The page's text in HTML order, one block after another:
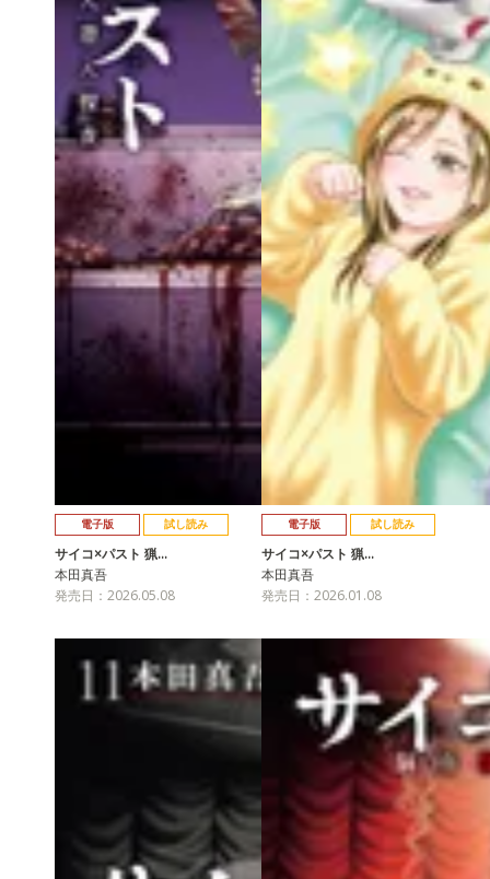
電子版 試し読み
サイコ×パスト 猟…
本田真吾
発売日：2026.05.08
電子版 試し読み
サイコ×パスト 猟…
本田真吾
発売日：2026.01.08